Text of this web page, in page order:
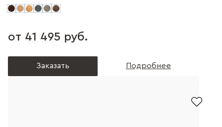
от 41 495 руб.
Заказать Подробнее